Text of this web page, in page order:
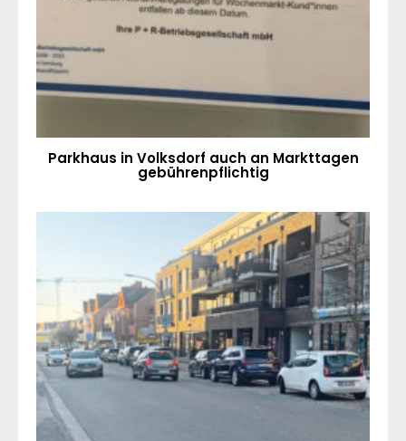
Parkhaus in Volksdorf auch an Markttagen
gebührenpflichtig